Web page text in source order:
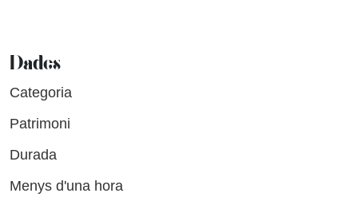
Dades
Categoria
Patrimoni
Durada
Menys d'una hora